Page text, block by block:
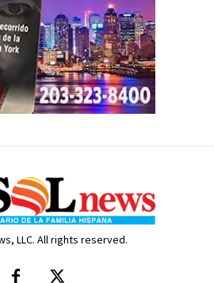
LLC. All rights reserved.